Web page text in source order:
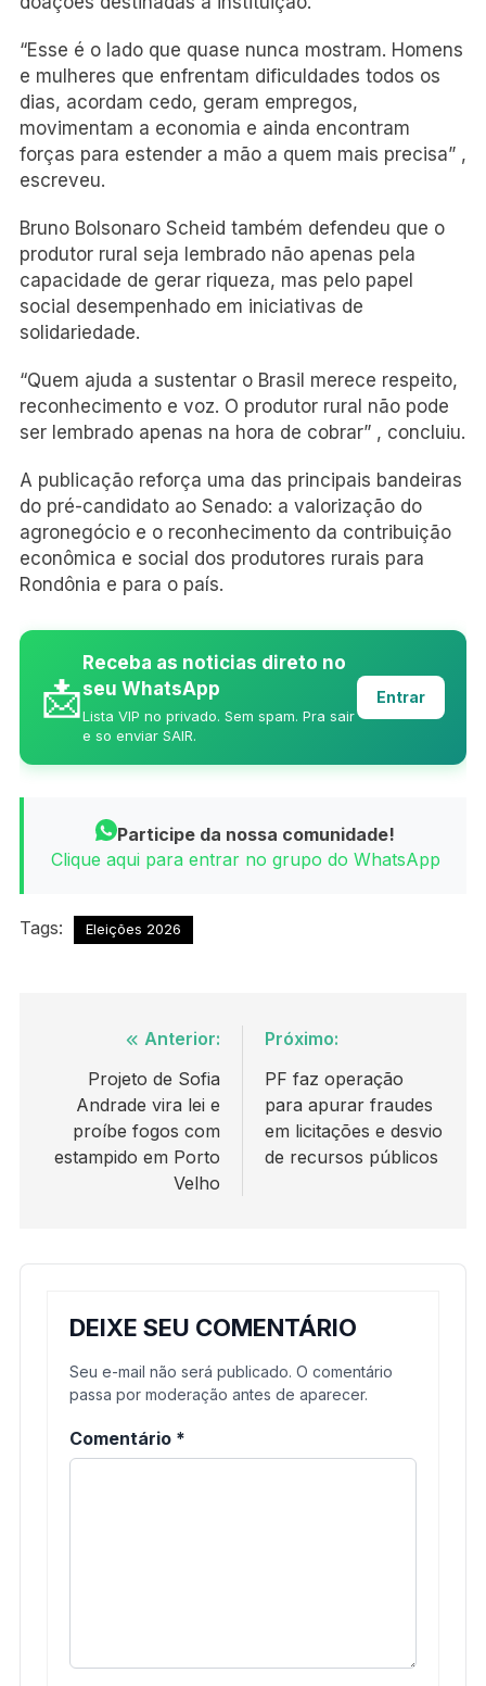
“Esse é o lado que quase nunca mostram. Homens
e mulheres que enfrentam dificuldades todos os
dias, acordam cedo, geram empregos,
movimentam a economia e ainda encontram
forças para estender a mão a quem mais precisa” ,
escreveu.
Bruno Bolsonaro Scheid também defendeu que o
produtor rural seja lembrado não apenas pela
capacidade de gerar riqueza, mas pelo papel
social desempenhado em iniciativas de
solidariedade.
“Quem ajuda a sustentar o Brasil merece respeito,
reconhecimento e voz. O produtor rural não pode
ser lembrado apenas na hora de cobrar” , concluiu.
A publicação reforça uma das principais bandeiras
do pré-candidato ao Senado: a valorização do
agronegócio e o reconhecimento da contribuição
econômica e social dos produtores rurais para
Rondônia e para o país.
📩
Receba as noticias direto no
seu WhatsApp
Lista VIP no privado. Sem spam. Pra sair
e so enviar SAIR.
Entrar
Participe da nossa comunidade!
Clique aqui para entrar no grupo do WhatsApp
Tags: Eleições 2026
Navegação
Post
Anterior:
Projeto de Sofia
Andrade vira lei e
proíbe fogos com
estampido em Porto
Velho
Próximo:
PF faz operação
para apurar fraudes
em licitações e desvio
de recursos públicos
DEIXE SEU COMENTÁRIO
Seu e-mail não será publicado. O comentário
passa por moderação antes de aparecer.
Comentário *